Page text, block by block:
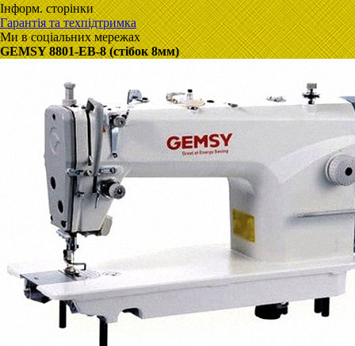
Інформ. сторінки
Гарантія та техпідтримка
Ми в соціальних мережах
GEMSY 8801-EB-8 (стібок 8мм)